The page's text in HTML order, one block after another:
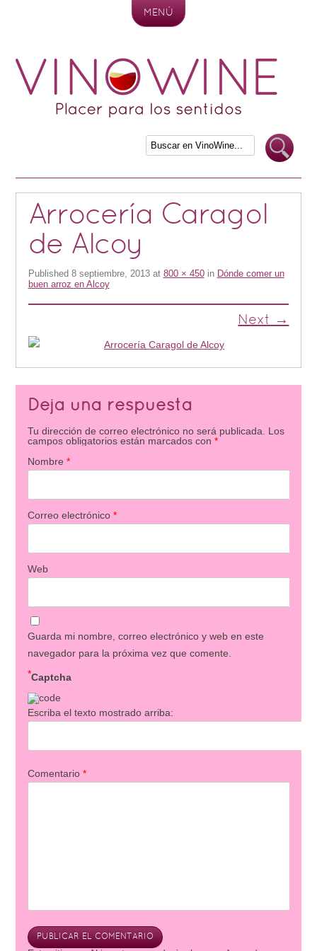
MENÚ
Arrocería Caragol
de Alcoy
Published 8 septiembre, 2013at 800 × 450in Dónde comer un
buen arroz en Alcoy
Next →
Deja una respuesta
Tu dirección de correo electrónico no será publicada. Los
campos obligatorios están marcados con *
Nombre *
Correo electrónico *
Web
Guarda mi nombre, correo electrónico y web en este
navegador para la próxima vez que comente.
Captcha
*
Escriba el texto mostrado arriba:
Comentario *